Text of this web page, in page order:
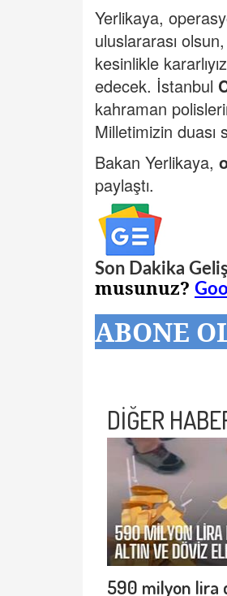
Yerlikaya,
uluslararası
kesinlikle
edecek. İstanbul
kahraman
Milletimizin duası
Bakan Yerlikaya,
paylaştı.
Son Dakika
musunuz?
ABONE
DİĞER
590 milyon lira